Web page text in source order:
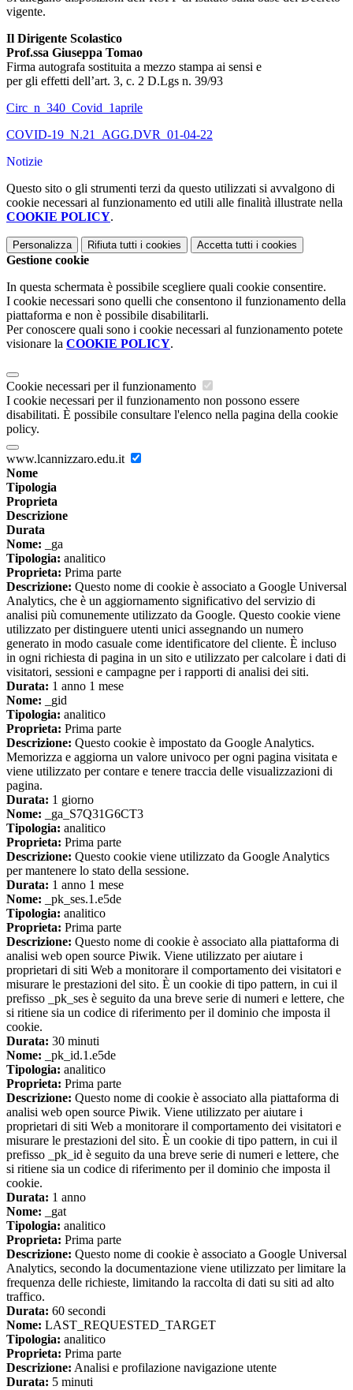
vigente.
Il Dirigente Scolastico
Prof.ssa Giuseppa Tomao
Firma autografa sostituita a mezzo stampa ai sensi e
per gli effetti dell’art. 3, c. 2 D.Lgs n. 39/93
Circ_n_340_Covid_1aprile
COVID-19_N.21_AGG.DVR_01-04-22
Notizie
Questo sito o gli strumenti terzi da questo utilizzati si avvalgono di
cookie necessari al funzionamento ed utili alle finalità illustrate nella
COOKIE POLICY.
Personalizza Rifiuta tutti i cookies Accetta tutti i cookies
Gestione cookie
In questa schermata è possibile scegliere quali cookie consentire.
I cookie necessari sono quelli che consentono il funzionamento della
piattaforma e non è possibile disabilitarli.
Per conoscere quali sono i cookie necessari al funzionamento potete
visionare la COOKIE POLICY.
Cookie necessari per il funzionamento
I cookie necessari per il funzionamento non possono essere
disabilitati. È possibile consultare l'elenco nella pagina della cookie
policy.
www.lcannizzaro.edu.it
Nome
Tipologia
Proprieta
Descrizione
Durata
Nome: _ga
Tipologia: analitico
Proprieta: Prima parte
Descrizione: Questo nome di cookie è associato a Google Universal
Analytics, che è un aggiornamento significativo del servizio di
analisi più comunemente utilizzato da Google. Questo cookie viene
utilizzato per distinguere utenti unici assegnando un numero
generato in modo casuale come identificatore del cliente. È incluso
in ogni richiesta di pagina in un sito e utilizzato per calcolare i dati di
visitatori, sessioni e campagne per i rapporti di analisi dei siti.
Durata: 1 anno 1 mese
Nome: _gid
Tipologia: analitico
Proprieta: Prima parte
Descrizione: Questo cookie è impostato da Google Analytics.
Memorizza e aggiorna un valore univoco per ogni pagina visitata e
viene utilizzato per contare e tenere traccia delle visualizzazioni di
pagina.
Durata: 1 giorno
Nome: _ga_S7Q31G6CT3
Tipologia: analitico
Proprieta: Prima parte
Descrizione: Questo cookie viene utilizzato da Google Analytics
per mantenere lo stato della sessione.
Durata: 1 anno 1 mese
Nome: _pk_ses.1.e5de
Tipologia: analitico
Proprieta: Prima parte
Descrizione: Questo nome di cookie è associato alla piattaforma di
analisi web open source Piwik. Viene utilizzato per aiutare i
proprietari di siti Web a monitorare il comportamento dei visitatori e
misurare le prestazioni del sito. È un cookie di tipo pattern, in cui il
prefisso _pk_ses è seguito da una breve serie di numeri e lettere, che
si ritiene sia un codice di riferimento per il dominio che imposta il
cookie.
Durata: 30 minuti
Nome: _pk_id.1.e5de
Tipologia: analitico
Proprieta: Prima parte
Descrizione: Questo nome di cookie è associato alla piattaforma di
analisi web open source Piwik. Viene utilizzato per aiutare i
proprietari di siti Web a monitorare il comportamento dei visitatori e
misurare le prestazioni del sito. È un cookie di tipo pattern, in cui il
prefisso _pk_id è seguito da una breve serie di numeri e lettere, che
si ritiene sia un codice di riferimento per il dominio che imposta il
cookie.
Durata: 1 anno
Nome: _gat
Tipologia: analitico
Proprieta: Prima parte
Descrizione: Questo nome di cookie è associato a Google Universal
Analytics, secondo la documentazione viene utilizzato per limitare la
frequenza delle richieste, limitando la raccolta di dati su siti ad alto
traffico.
Durata: 60 secondi
Nome: LAST_REQUESTED_TARGET
Tipologia: analitico
Proprieta: Prima parte
Descrizione: Analisi e profilazione navigazione utente
Durata: 5 minuti